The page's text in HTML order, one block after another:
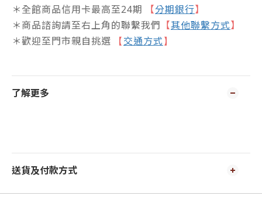
＊全館商品信用卡最高至24期
【分期銀行】
＊商品諮詢請至右上角的聯繫我們 【其他聯繫方式】
＊歡迎至門市親自挑選
【 交通方式 】
了解更多
送貨及付款方式